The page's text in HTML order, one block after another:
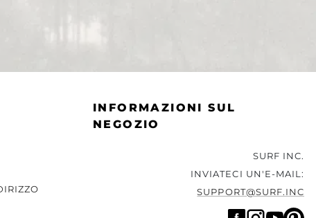
INFORMAZIONI SUL
NEGOZIO
SURF INC.
INVIATECI UN'E-MAIL:
SUPPORT@SURF.INC